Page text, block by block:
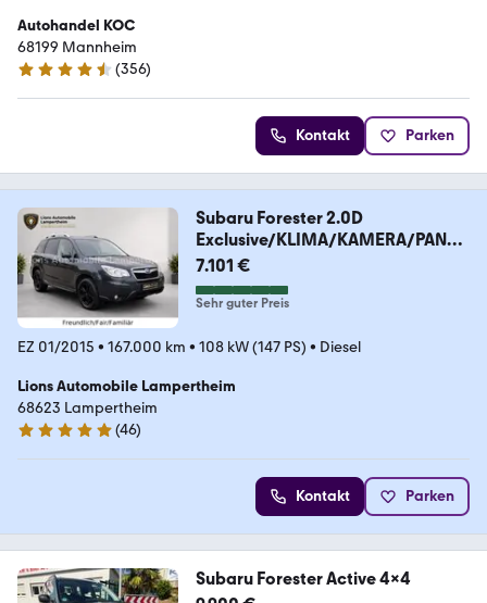
Autohandel KOC
68199 Mannheim
4.7 Sterne
(356)
Kontakt Parken
Subaru Forester 2.0D
Exclusive/KLIMA/KAMERA/PANO
RAMA/
7.101 €
Sehr guter Preis
EZ 01/2015 • 167.000 km • 108 kW (147 PS) • Diesel
Lions Automobile Lampertheim
68623 Lampertheim
5 Sterne
(46)
Kontakt Parken
Subaru Forester Active 4x4